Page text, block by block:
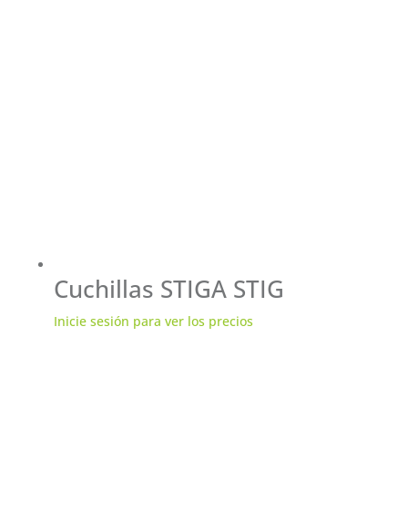
Cuchillas STIGA STIG
Inicie sesión para ver los precios